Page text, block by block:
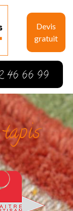
Devis
gratuit
46 66 99